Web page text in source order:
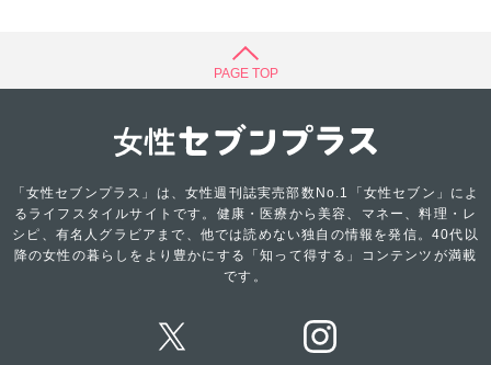
PAGE TOP
「女性セブンプラス」は、女性週刊誌実売部数No.1「女性セブン」によ
るライフスタイルサイトです。健康・医療から美容、マネー、料理・レ
シピ、有名人グラビアまで、他では読めない独自の情報を発信。40代以
降の女性の暮らしをより豊かにする「知って得する」コンテンツが満載
です。